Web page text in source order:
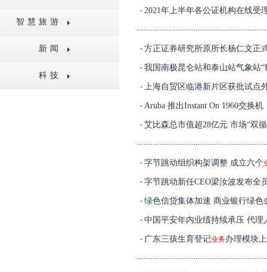
智慧旅游
新闻
科技
2021年上半年各公证机构在线受
方正证券研究所原所长杨仁文正
我国南极昆仑站和泰山站气象站“
上海自贸区临港新片区获批试点
Aruba 推出Instant On 1960交换
艾比森总市值超28亿元 市场“双
字节跳动组织构架调整 成立六个
字节跳动新任CEO梁汝波发布全
绿色信贷集体加速 商业银行绿色
中国平安年内业绩持续承压 代理
广东三孩生育登记业务办理模块